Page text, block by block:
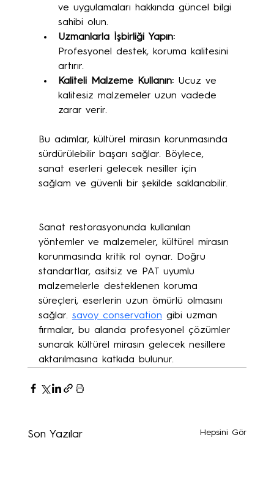
ve uygulamaları hakkında güncel bilgi
sahibi olun.
Uzmanlarla İşbirliği Yapın:
Profesyonel destek, koruma kalitesini
artırır.
Kaliteli Malzeme Kullanın: Ucuz ve
kalitesiz malzemeler uzun vadede
zarar verir.
Bu adımlar, kültürel mirasın korunmasında
sürdürülebilir başarı sağlar. Böylece,
sanat eserleri gelecek nesiller için
sağlam ve güvenli bir şekilde saklanabilir.
Sanat restorasyonunda kullanılan
yöntemler ve malzemeler, kültürel mirasın
korunmasında kritik rol oynar. Doğru
standartlar, asitsiz ve PAT uyumlu
malzemelerle desteklenen koruma
süreçleri, eserlerin uzun ömürlü olmasını
sağlar. savoy conservation gibi uzman
firmalar, bu alanda profesyonel çözümler
sunarak kültürel mirasın gelecek nesillere
aktarılmasına katkıda bulunur.
Son Yazılar Hepsini Gör